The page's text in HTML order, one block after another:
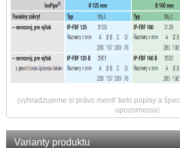
(vyhradzujeme si právo meniť tieto popisy a
upozornenia)
Varianty produktu